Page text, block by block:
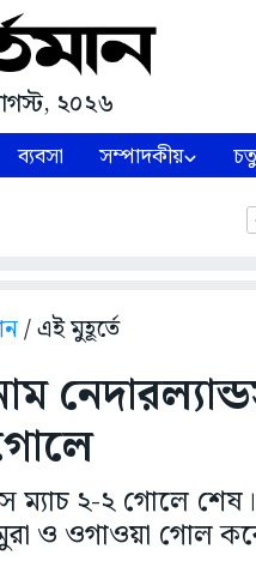
২০২৬
ব্যবসা সম্পাদকীয়
/ এই মুহূর্তে
ম্যাচ ২-২ গোলে
ও ওগাওয়া গোল